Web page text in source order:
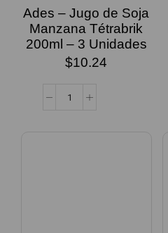
Ades – Jugo de Soja
Manzana Tétrabrik
200ml – 3 Unidades
$10.24